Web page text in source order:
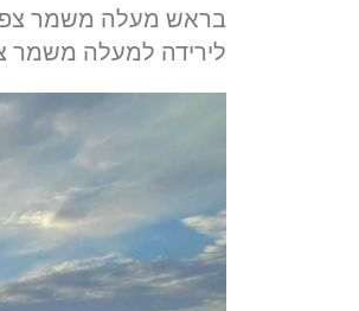
בראש מעלה משמר
לירידה למעלה משמר